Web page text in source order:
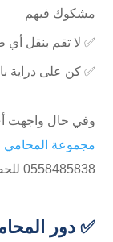
مشكوك فيهم
✅ لا تقم بنقل
✅ كن على دراية
وفي حال واجهت
مجموعة المحامي
⁦0558485838⁩ للحصول على استشارة قانونية فورية.
✅ دور